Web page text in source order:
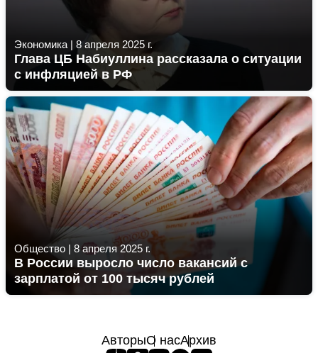
Экономика | 8 апреля 2025 г.
Глава ЦБ Набиуллина рассказала о ситуации
с инфляцией в РФ
Общество | 8 апреля 2025 г.
В России выросло число вакансий с
зарплатой от 100 тысяч рублей
АвторыО насАрхив